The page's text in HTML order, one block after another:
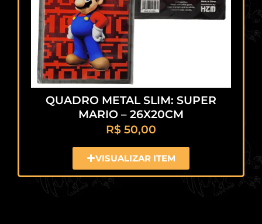
QUADRO METAL SLIM: SUPER
MARIO – 26X20CM
R$ 50,00
VISUALIZAR ITEM